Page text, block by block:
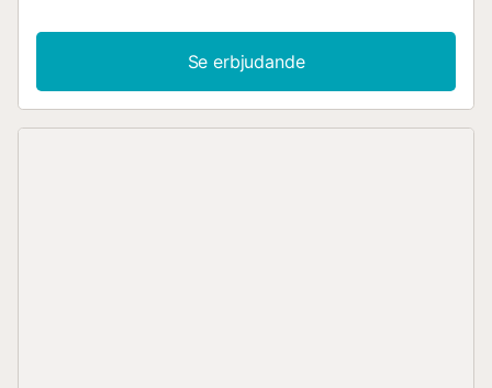
bästa gatorna i Santander. Lägenheten består av 3
sovrum. Huvudsovrummet har dubbelsäng, det andra
sovrummet är mindre och har två sängar som kan slås
ihop, det tredje sovrummet har två våningssängar.
Se erbjudande